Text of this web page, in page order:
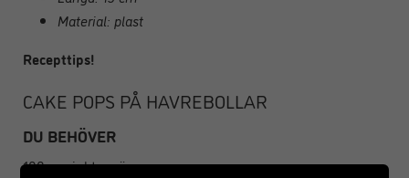
Material: plast
Recepttips!
CAKE POPS PÅ HAVREBOLLAR
DU BEHÖVER
100 g mjukt smör